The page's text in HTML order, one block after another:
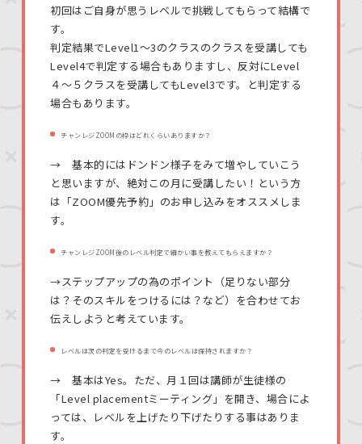
初回はご自身が思うレベルで挑戦してもらって結構で
す。
判定結果でLevel1〜3のクラスのクラスを受講しても
Level4で判定する場合もありますし、反対にLevel
４〜５クラスを受講してもLevel3です。と判定する
場合もあります。
チャンレジZOOMの枠はどれくらいありますか？
→ 基本的にはドンドン様子をみて増やしていこう
と思いますが、絶対この月に受講したい！という方
は「ZOOM優先予約」のお申し込みをオススメしま
す。
チャンレジZOOM後のレベル判定で細かい事を教えてもらえますか？
→ステップアップの為のポイント（足りない部分
は？そのスキルをつけるには？など）を合わせてお
伝えしようと考えています。
レベルは次の判定を受けるまで今のレベルは保持されますか？
→ 基本はYes。ただ、月１回は講師が生徒様の
「Level placementミーティング」を開き、場合によ
っては、レベルを上げたり下げたりする事はありま
す。